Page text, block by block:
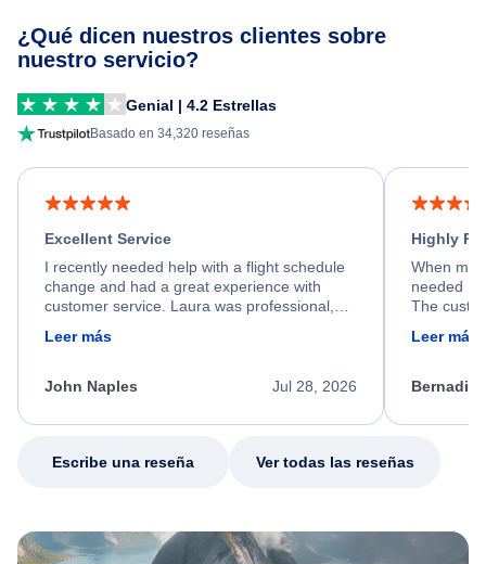
¿Qué dicen nuestros clientes sobre
nuestro servicio?
Genial | 4.2 Estrellas
Basado en 34,320 reseñas
Excellent Service
I recently needed help with a flight schedule
change and had a great experience with
customer service. Laura was professional,
friendly, and very helpful throughout the
process. She quickly found a solution and
appreciate her excellent service.
Leer más
Jul 28, 2026
John Naples
Highly
When my
needed
The
calm,
my issue.
Leer más
Escribe una reseña Ver todas las reseñas